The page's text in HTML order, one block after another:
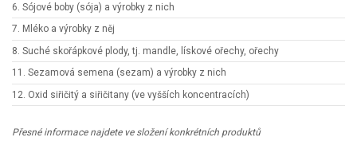
6. Sójové boby (sója) a výrobky z nich
7. Mléko a výrobky z něj
8. Suché skořápkové plody, tj. mandle, lískové ořechy, ořechy
11. Sezamová semena (sezam) a výrobky z nich
12. Oxid siřičitý a siřičitany (ve vyšších koncentracích)
Přesné informace najdete ve složení konkrétních produktů